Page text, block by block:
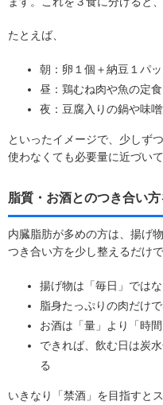
たとえば、
朝：卵１個＋納豆１パ
昼：鶏むね肉や魚の定食
夜：豆腐入りの鍋や味
といったイメージで、少しず
使わなくても必要量に近づいて
脂質・お酒とのつき合い
内臓脂肪が多めの方は、揚げ
つき合い方を少し整えるだけ
揚げ物は「毎日」では
脂身たっぷりの肉だけ
お酒は「量」より「時
できれば、飲む日は炭
る
いきなり「禁酒」を目指すと